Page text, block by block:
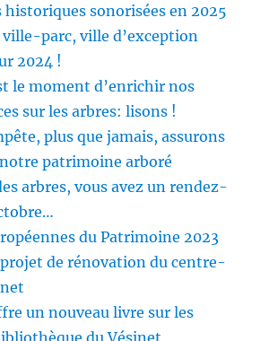
historiques sonorisées en 2025
ville-parc, ville d’exception
2024 !
le moment d’enrichir nos
sur les arbres: lisons !
plus que jamais, assurons
patrimoine arboré
arbres, vous avez un rendez-
du Patrimoine 2023
de rénovation du centre-
un nouveau livre sur les
du Vésinet